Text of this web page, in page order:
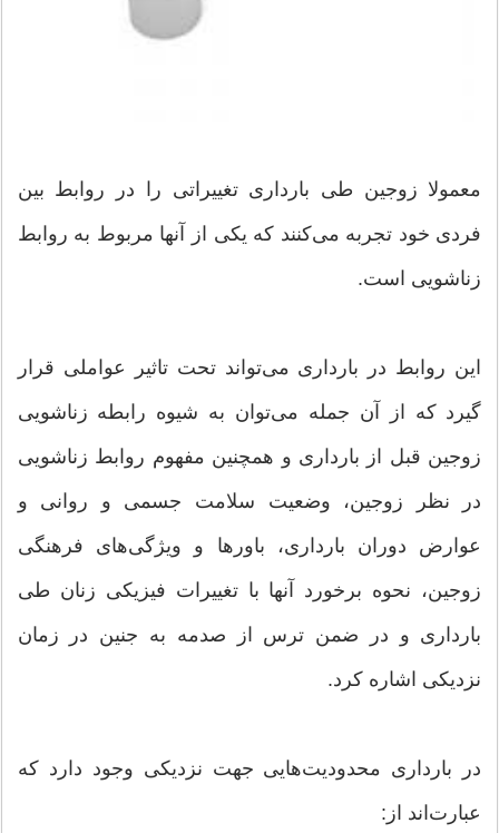
معمولا زوجین طی بارداری تغییراتی را در روابط بین
فردی خود تجربه می‌کنند که یکی از آنها مربوط به روابط
زناشویی است.
این روابط در بارداری می‌تواند تحت تاثیر عواملی قرار
گیرد که از آن جمله می‌توان به شیوه رابطه زناشویی
زوجین قبل از بارداری و همچنین مفهوم روابط زناشویی
در نظر زوجین، وضعیت سلامت جسمی و روانی و
عوارض دوران بارداری، باورها و ویژگی‌های فرهنگی
زوجین، نحوه برخورد آنها با تغییرات فیزیکی زنان طی
بارداری و در ضمن ترس از صدمه به جنین در زمان
نزدیکی اشاره کرد.
در بارداری محدودیت‌هایی جهت نزدیکی وجود دارد که
عبارت‌اند از: